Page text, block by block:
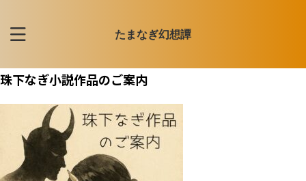
たまなぎ幻想譚
珠下なぎ小説作品のご案内